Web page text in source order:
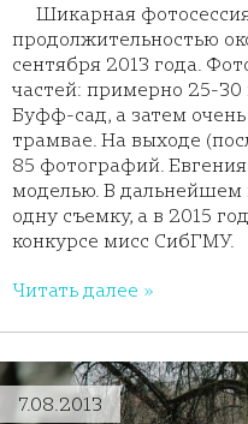
Шикарная
продолжительностью
сентября 2013 года.
частей: примерно 25-30
Буфф-сад, а затем
трамвае. На выходе
85 фотографий.
моделью. В
одну съемку, а в 2015
конкурсе мисс СибГМУ.
Читать далее »
7.08.2013